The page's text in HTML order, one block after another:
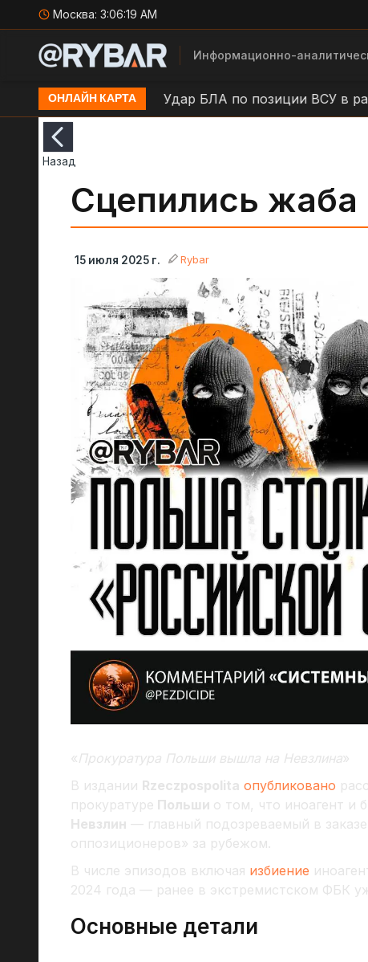
Москва: 3:06:20 AM
Информационно-
ОНЛАЙН КАРТА
н.п. Камыши Удар БЛА по позиции ВСУ в районе
Назад
Сцепились жаба
15 июля 2025 г. Rybar
«Прокуратура Польши вышла на Невзлина»
В издании Rzeczpospolita опубликовано
прокуратуре Польши о том, что иноагент
Невзлин — главный подозреваемый в
оппозиционеров» за рубежом.
В числе эпизодов включая избиение
2024 года — ранее в экстремистском ФБК
Основные детали